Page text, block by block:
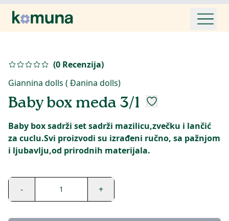
(0 Recenzija)
Giannina dolls ( Đanina dolls)
Baby box meda 3/1
Baby box sadrži set sadrži mazilicu,zvečku i lančić
za cuclu.Svi proizvodi su izrađeni ručno, sa pažnjom
i ljubavlju,od prirodnih materijala.
- 1 +